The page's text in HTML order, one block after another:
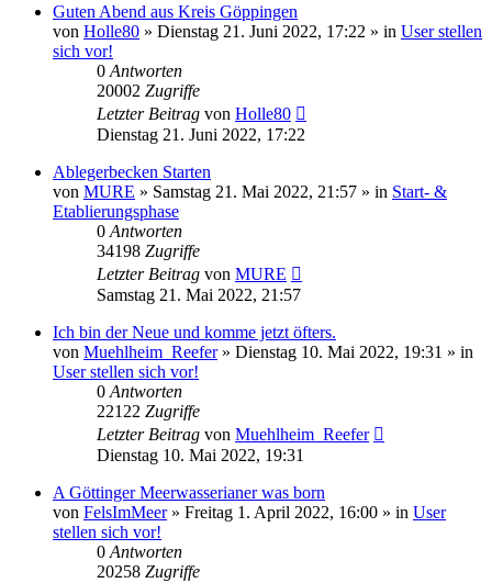
Guten Abend aus Kreis Göppingen
von Holle80 » Dienstag 21. Juni 2022, 17:22 » in User stellen
sich vor!
0 Antworten
20002 Zugriffe
Letzter Beitrag von Holle80
Dienstag 21. Juni 2022, 17:22
Ablegerbecken Starten
von MURE » Samstag 21. Mai 2022, 21:57 » in Start- &
Etablierungsphase
0 Antworten
34198 Zugriffe
Letzter Beitrag von MURE
Samstag 21. Mai 2022, 21:57
Ich bin der Neue und komme jetzt öfters.
von Muehlheim_Reefer» Dienstag 10. Mai 2022, 19:31 » in
User stellen sich vor!
0 Antworten
22122 Zugriffe
Letzter Beitrag von Muehlheim_Reefer
Dienstag 10. Mai 2022, 19:31
A Göttinger Meerwasserianer was born
von FelsImMeer» Freitag 1. April 2022, 16:00 » in User
stellen sich vor!
0 Antworten
20258 Zugriffe